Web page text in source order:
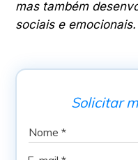
mas também
sociais e emocionais.
Solicitar